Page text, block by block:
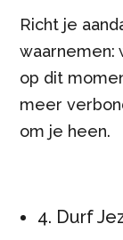
Richt je
waarnemen:
op dit
meer
om je heen.
4. Durf